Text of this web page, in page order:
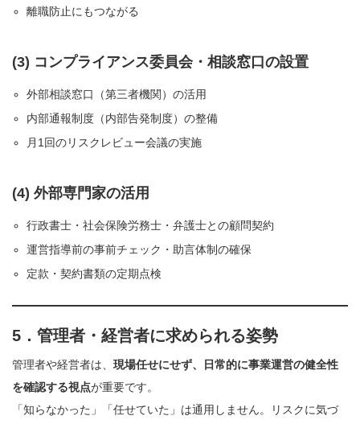
離職防止にもつながる
(3) コンプライアンス委員会・相談窓口の設置
外部相談窓口（第三者機関）の活用
内部通報制度（内部告発制度）の整備
月1回のリスクレビュー会議の実施
(4) 外部専門家の活用
行政書士・社会保険労務士・弁護士との顧問契約
運営指導前の事前チェック・助言体制の確保
定款・契約書類の定期点検
5．管理者・経営者に求められる姿勢
管理者や経営者は、 現場任せにせず、日常的に事業運営の健全性
を確認する視点が重要です。
「知らなかった」「任せていた」は通用しません。リスクに気づ